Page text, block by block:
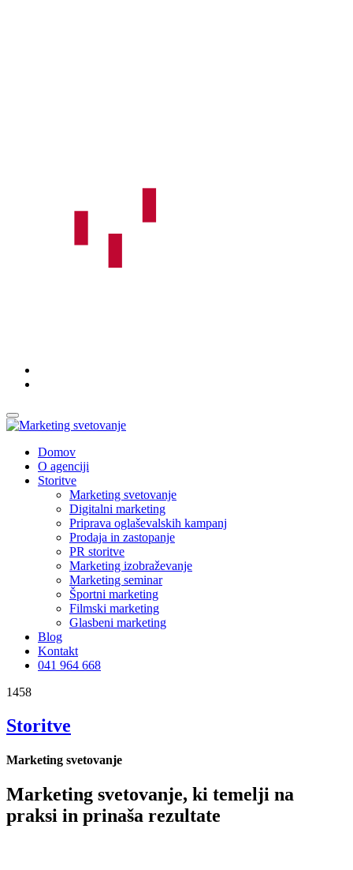
Domov
O agenciji
Storitve
Marketing svetovanje
Digitalni marketing
Priprava oglaševalskih kampanj
Prodaja in zastopanje
PR storitve
Marketing izobraževanje
Marketing seminar
Športni marketing
Filmski marketing
Glasbeni marketing
Blog
Kontakt
041 964 668
1458
Storitve
Marketing svetovanje
Marketing svetovanje, ki temelji na
praksi in prinaša rezultate